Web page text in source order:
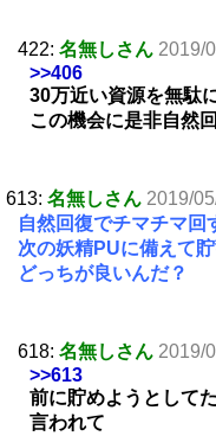
422: 名無しさん 2019/
>>406
30万近い資源を無駄
この機会に是非自然
613: 名無しさん 2019/
自然回復でチマチマ回
次の妖精PUに備えて
どっちが良いんだ？
618: 名無しさん 2019/
>>613
前に貯めようとして
言われて